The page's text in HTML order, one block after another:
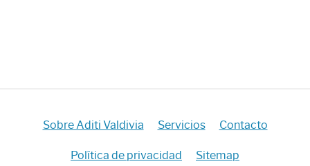
Sobre Aditi Valdivia Servicios Contacto
Política de privacidad Sitemap